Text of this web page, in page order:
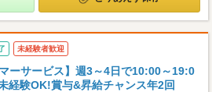
未経験者歓迎
マーサービス】週3～4日で10:00～19:0
経験OK!賞与&昇給チャンス年2回